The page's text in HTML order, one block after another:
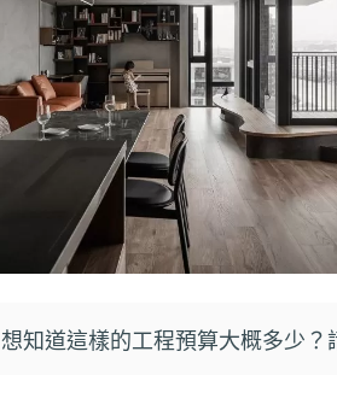
想知道這樣的工程預算大概多少？